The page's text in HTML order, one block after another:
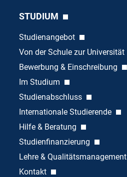
STUDIUM
Studienangebot
Von der Schule zur Universität
Bewerbung & Einschreibung
Im Studium
Studienabschluss
Internationale Studierende
Hilfe & Beratung
Studienfinanzierung
Lehre & Qualitätsmanagement
Kontakt